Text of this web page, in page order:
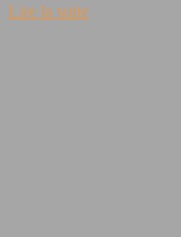
Lire la suite